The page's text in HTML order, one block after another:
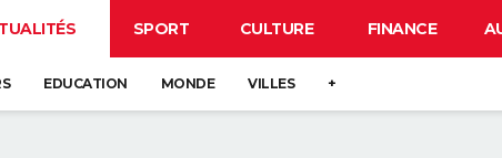
SPORT CULTURE FINANCE
EDUCATION MONDE VILLES +